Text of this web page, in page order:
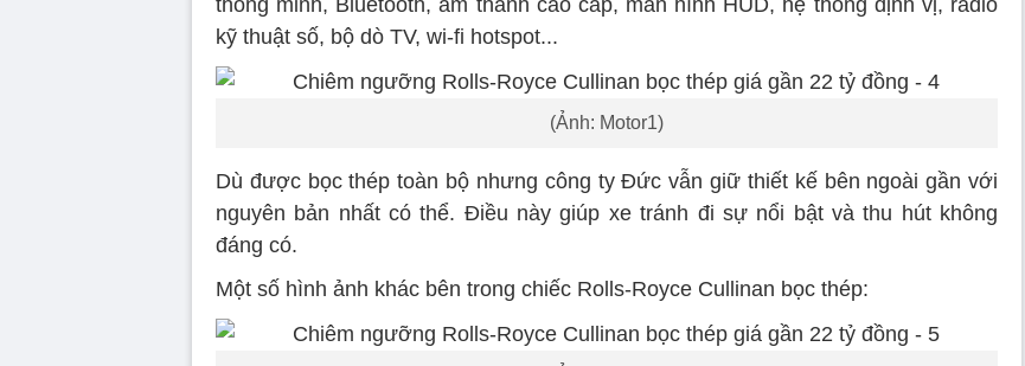
thông minh, Bluetooth, âm thanh cao cấp, màn hình HUD, hệ thống định vị, radio
kỹ thuật số, bộ dò TV, wi-fi hotspot...
(Ảnh: Motor1)
Dù được bọc thép toàn bộ nhưng công ty Đức vẫn giữ thiết kế bên ngoài gần với
nguyên bản nhất có thể. Điều này giúp xe tránh đi sự nổi bật và thu hút không
đáng có.
Một số hình ảnh khác bên trong chiếc Rolls-Royce Cullinan bọc thép: